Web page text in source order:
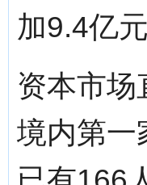
加9.4亿
资本市场
境内第一